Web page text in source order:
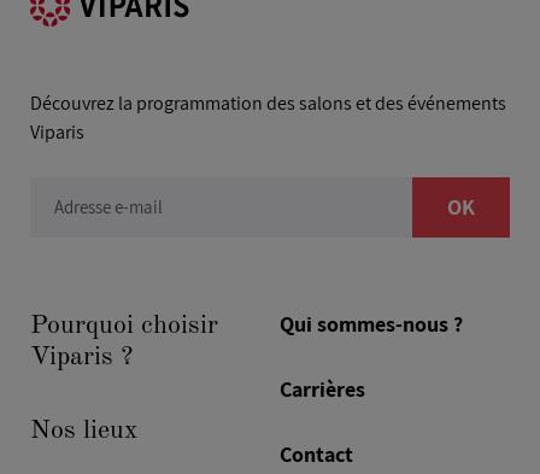
Découvrez la programmation des salons et des événements
Viparis
Adresse e-mail OK
Pourquoi choisir
Viparis ?
Nos lieux
Qui sommes-nous ?
Carrières
Contact